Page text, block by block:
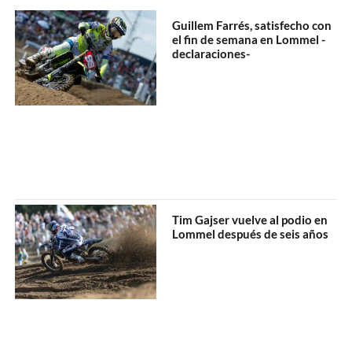
Guillem Farrés, satisfecho con
el fin de semana en Lommel -
declaraciones-
Tim Gajser vuelve al podio en
Lommel después de seis años